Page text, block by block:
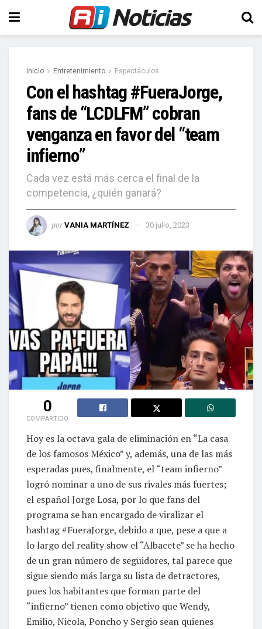
Inicio Entretenimiento Espectáculos
Con el hashtag #FueraJorge,
fans de “LCDLFM” cobran
venganza en favor del “team
infierno”
Cada vez está más cerca el final de la
competencia, ¿quién ganará?
por VANIA MARTÍNEZ 30 julio, 2023
0
COMPARTIDO
Hoy es la octava gala de eliminación en “La casa
de los famosos México” y, además, una de las más
esperadas pues, finalmente, el “team infierno”
logró nominar a uno de sus rivales más fuertes;
el español Jorge Losa, por lo que fans del
programa se han encargado de viralizar el
hashtag #FueraJorge, debido a que, pese a que a
lo largo del reality show el “Albacete” se ha hecho
de un gran número de seguidores, tal parece que
sigue siendo más larga su lista de detractores,
pues los habitantes que forman parte del
“infierno” tienen como objetivo que Wendy,
Emilio, Nicola, Poncho y Sergio sean quienes